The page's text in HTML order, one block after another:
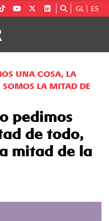
GL ES
UNA COSA, LA
LA MITAD DE
pedimos
de todo,
mitad de la